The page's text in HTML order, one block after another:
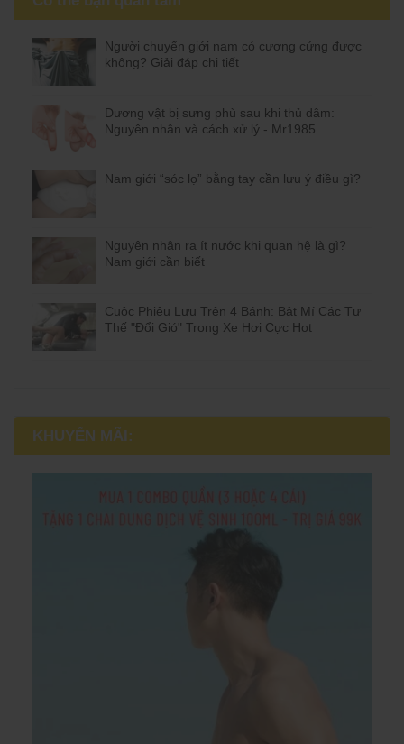
Người chuyển giới nam có cương cứng được
không? Giải đáp chi tiết
Dương vật bị sưng phù sau khi thủ dâm:
Nguyên nhân và cách xử lý - Mr1985
Nam giới “sóc lọ” bằng tay cần lưu ý điều gì?
Nguyên nhân ra ít nước khi quan hệ là gì?
Nam giới cần biết
Cuộc Phiêu Lưu Trên 4 Bánh: Bật Mí Các Tư
Thế "Đổi Gió" Trong Xe Hơi Cực Hot
KHUYẾN MÃI: